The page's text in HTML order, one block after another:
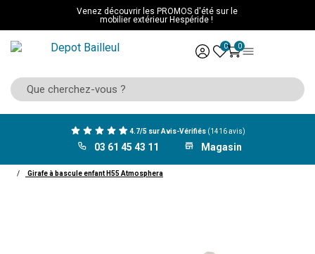
Venez découvrir les PROMOS d'été sur le
mobilier extérieur Hespéride !
0 0
4.7/5 sur Avis-Vérifiés (1416 avis)
03 61 45 43 11 Magasin
Girafe à bascule enfant H55 Atmosphera